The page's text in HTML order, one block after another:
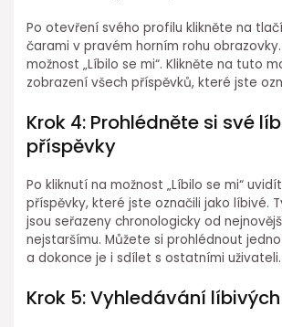
Po otevření svého profilu klikněte na
čarami v pravém horním rohu
možnost „Líbilo se mi“. Klikněte na tuto
zobrazení všech příspěvků, které jste
Krok 4: Prohlédněte si své
příspěvky
Po kliknutí na možnost „Líbilo se mi“
příspěvky, které jste označili jako líbivé.
jsou seřazeny chronologicky od
nejstaršímu. Můžete si prohlédnout
a dokonce je i sdílet s ostatními uživateli.
Krok 5: Vyhledávání